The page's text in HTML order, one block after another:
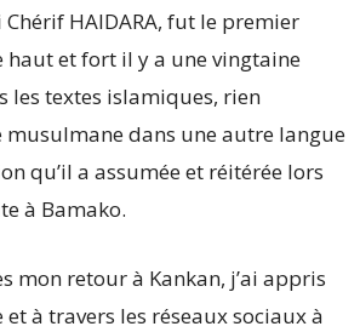
HAIDARA, fut le premier
et fort il y a une vingtaine
les textes islamiques, rien
musulmane dans une autre langue
qu’il a assumée et réitérée lors
à Bamako.
mon retour à Kankan, j’ai appris
et à travers les réseaux sociaux à